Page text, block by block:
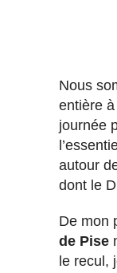
Nous
entière
journée
autour
dont le
De mon
de Pise
le recul,